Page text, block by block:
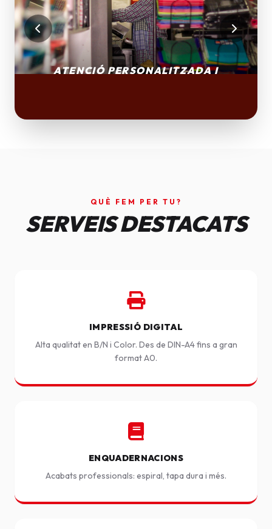
QUÈ FEM PER TU?
SERVEIS DESTACATS
IMPRESSIÓ DIGITAL
Alta qualitat en B/N i Color. Des de DIN-A4 fins a gran
format A0.
ENQUADERNACIONS
Acabats professionals: espiral, tapa dura i més.